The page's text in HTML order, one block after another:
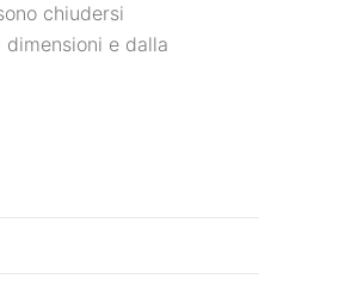
chiudersi
e dalla